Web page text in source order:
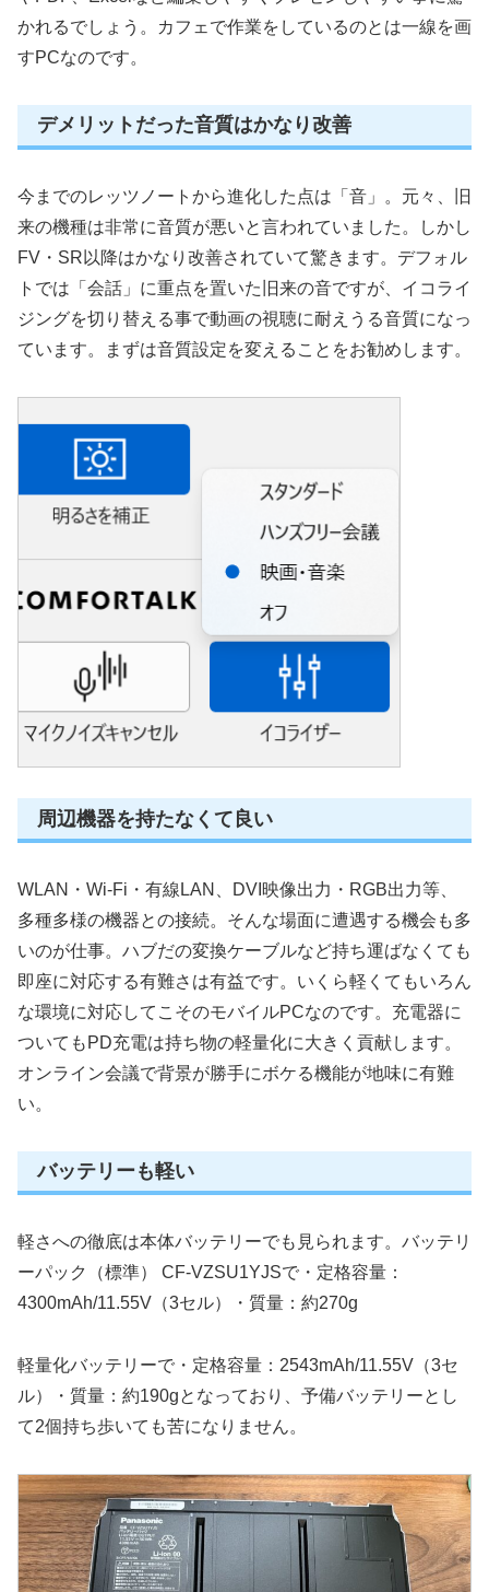
かれるでしょう。カフェで作業をしているのとは一線を画
すPCなのです。
デメリットだった音質はかなり改善
今までのレッツノートから進化した点は「音」。元々、旧
来の機種は非常に音質が悪いと言われていました。しかし
FV・SR以降はかなり改善されていて驚きます。デフォル
トでは「会話」に重点を置いた旧来の音ですが、イコライ
ジングを切り替える事で動画の視聴に耐えうる音質になっ
ています。まずは音質設定を変えることをお勧めします。
周辺機器を持たなくて良い
WLAN・Wi-Fi・有線LAN、DVI映像出力・RGB出力等、
多種多様の機器との接続。そんな場面に遭遇する機会も多
いのが仕事。ハブだの変換ケーブルなど持ち運ばなくても
即座に対応する有難さは有益です。いくら軽くてもいろん
な環境に対応してこそのモバイルPCなのです。充電器に
ついてもPD充電は持ち物の軽量化に大きく貢献します。
オンライン会議で背景が勝手にボケる機能が地味に有難
い。
バッテリーも軽い
軽さへの徹底は本体バッテリーでも見られます。バッテリ
ーパック（標準） CF-VZSU1YJSで・定格容量：
4300mAh/11.55V（3セル）・質量：約270g
軽量化バッテリーで・定格容量：2543mAh/11.55V（3セ
ル）・質量：約190gとなっており、予備バッテリーとし
て2個持ち歩いても苦になりません。